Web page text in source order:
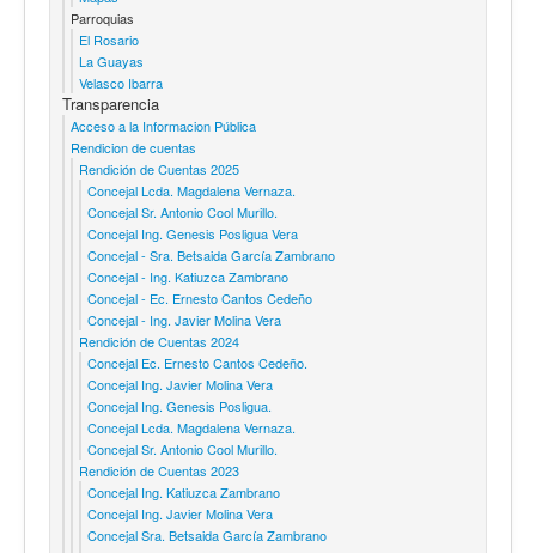
Parroquias
El Rosario
La Guayas
Velasco Ibarra
Transparencia
Acceso a la Informacion Pública
Rendicion de cuentas
Rendición de Cuentas 2025
Concejal Lcda. Magdalena Vernaza.
Concejal Sr. Antonio Cool Murillo.
Concejal Ing. Genesis Posligua Vera
Concejal - Sra. Betsaida García Zambrano
Concejal - Ing. Katiuzca Zambrano
Concejal - Ec. Ernesto Cantos Cedeño
Concejal - Ing. Javier Molina Vera
Rendición de Cuentas 2024
Concejal Ec. Ernesto Cantos Cedeño.
Concejal Ing. Javier Molina Vera
Concejal Ing. Genesis Posligua.
Concejal Lcda. Magdalena Vernaza.
Concejal Sr. Antonio Cool Murillo.
Rendición de Cuentas 2023
Concejal Ing. Katiuzca Zambrano
Concejal Ing. Javier Molina Vera
Concejal Sra. Betsaida García Zambrano